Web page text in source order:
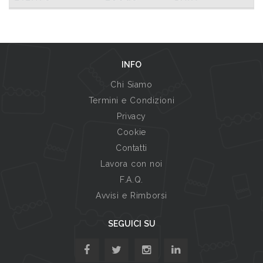
INFO
Chi Siamo
Termini e Condizioni
Privacy
Cookie
Contatti
Lavora con noi
F.A.Q.
Avvisi e Rimborsi
SEGUICI SU